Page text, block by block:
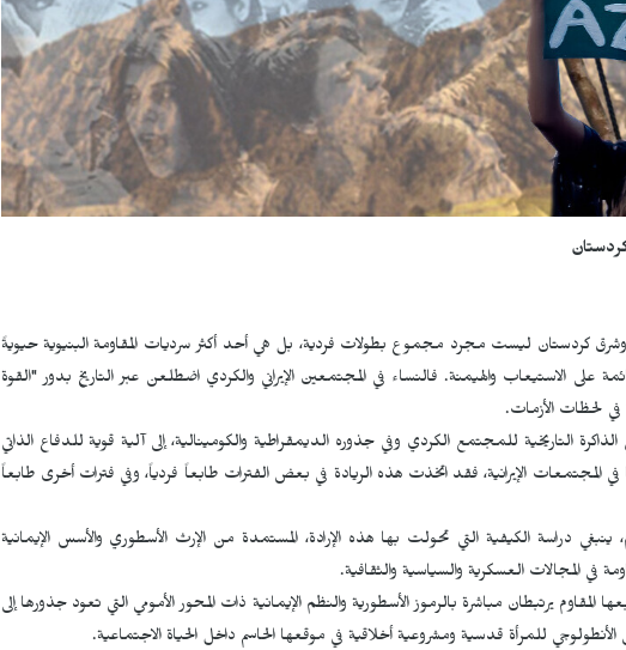
وشرق كردستان ليست مجرد مجموع بطولات فردية، بل هي أحد أكثر سرديات المقاومة البنيوية حيويةً
على الاستيعاب والهيمنة. فالنساء في المجتمعين الإيراني والكردي اضطلعن عبر التاريخ بدور "القوة
في لحظات الأزمات.
التاريخية للمجتمع الكردي وفي جذوره الديمقراطية والكومينالية، إلى آلية قوية للدفاع الذاتي
في المجتمعات الإيرانية، فقد اتخذت هذه الريادة في بعض الفترات طابعاً فردياً، وفي فترات أخرى طابعاً
ينبغي دراسة الكيفية التي تحولت بها هذه الإرادة، المستمدة من الإرث الأسطوري والأسس الإيمانية
في المجالات العسكرية والسياسية والثقافية.
المقاوم يرتبطان مباشرة بالرموز الأسطورية والنظم الإيمانية ذات المحور الأمومي التي تعود جذورها إلى
للمرأة قدسية ومشروعية أخلاقية في موقعها الحاسم داخل الحياة الاجتماعية.